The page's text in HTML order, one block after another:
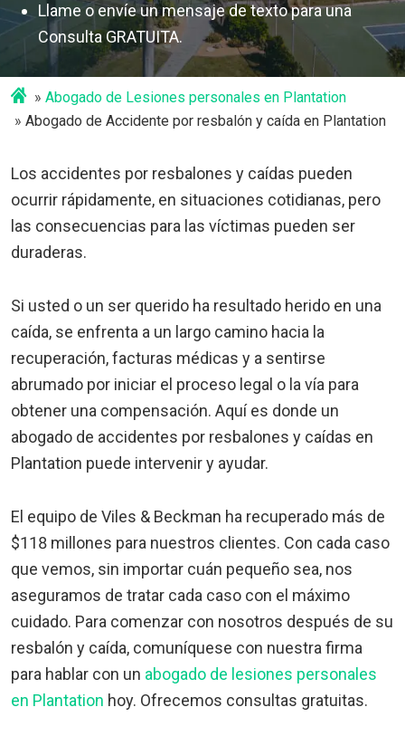
Llame o envíe un mensaje de texto para una
Consulta GRATUITA.
Abogado de Lesiones personales en Plantation
Abogado de Accidente por resbalón y caída en Plantation
Los accidentes por resbalones y caídas pueden
ocurrir rápidamente, en situaciones cotidianas, pero
las consecuencias para las víctimas pueden ser
duraderas.
Si usted o un ser querido ha resultado herido en una
caída, se enfrenta a un largo camino hacia la
recuperación, facturas médicas y a sentirse
abrumado por iniciar el proceso legal o la vía para
obtener una compensación. Aquí es donde un
abogado de accidentes por resbalones y caídas en
Plantation puede intervenir y ayudar.
El equipo de Viles & Beckman ha recuperado más de
$118 millones para nuestros clientes. Con cada caso
que vemos, sin importar cuán pequeño sea, nos
aseguramos de tratar cada caso con el máximo
cuidado. Para comenzar con nosotros después de su
resbalón y caída, comuníquese con nuestra firma
para hablar con un abogado de lesiones personales
en Plantation hoy. Ofrecemos consultas gratuitas.